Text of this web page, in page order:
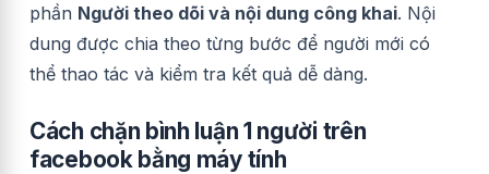
phần Người theo dõi và nội dung công khai. Nội
dung được chia theo từng bước để người mới có
thể thao tác và kiểm tra kết quả dễ dàng.
Cách chặn bình luận 1 người trên
facebook bằng máy tính